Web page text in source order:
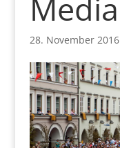
Media
28. November 2016